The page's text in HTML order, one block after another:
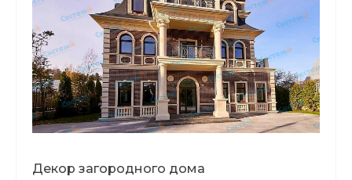
Декор загородного дома